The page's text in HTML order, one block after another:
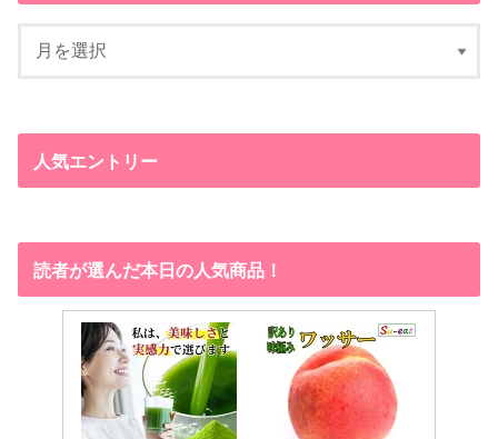
人気エントリー
読者が選んだ本日の人気商品！